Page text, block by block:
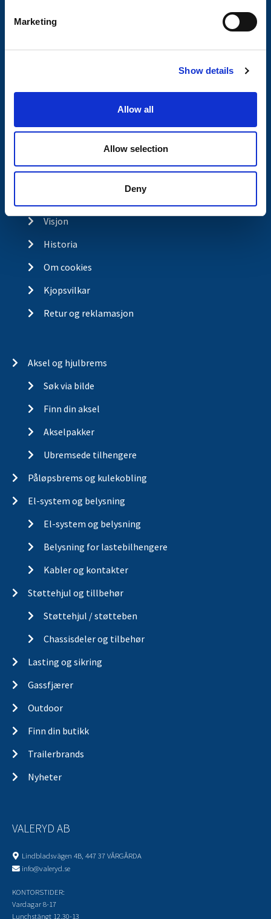
Marketing
Show details
Allow all
Allow selection
Deny
Butikkonsept
Kontakt
Visjon
Historia
Om cookies
Kjopsvilkar
Retur og reklamasjon
Aksel og hjulbrems
Søk via bilde
Finn din aksel
Akselpakker
Ubremsede tilhengere
Påløpsbrems og kulekobling
El-system og belysning
El-system og belysning
Belysning for lastebilhengere
Kabler og kontakter
Støttehjul og tillbehør
Støttehjul / støtteben
Chassisdeler og tilbehør
Lasting og sikring
Gassfjærer
Outdoor
Finn din butikk
Trailerbrands
Nyheter
VALERYD AB
Lindbladsvägen 4B, 447 37 VÅRGÅRDA
info@valeryd.se
KONTORSTIDER:
Vardagar 8-17
Lunchstängt 12.30-13